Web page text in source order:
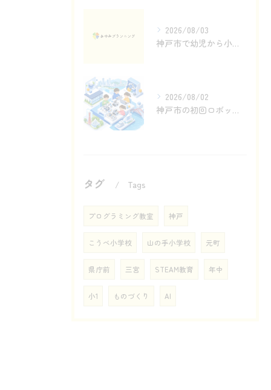
2026/08/03
神戸市で幼児から小学生へ続くロボットものづくり
2026/08/02
神戸市の初回ロボットプログラミング体験で見る動き
タグ Tags
プログラミング教室 神戸
こうべ小学校 山の手小学校 元町
県庁前 三宮 STEAM教育 年中
小1 ものづくり AI